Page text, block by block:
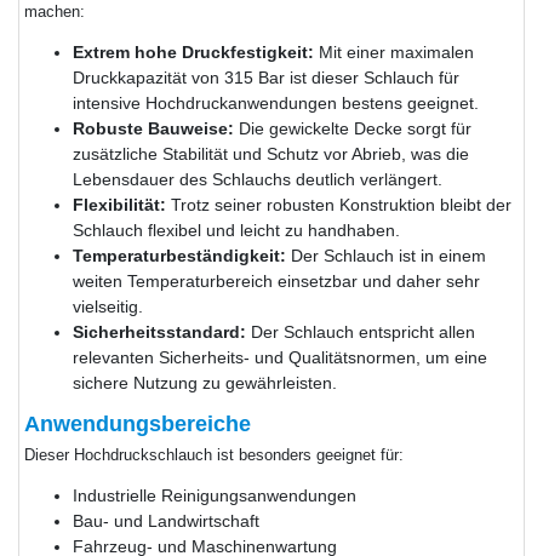
machen:
Extrem hohe Druckfestigkeit: Mit einer maximalen
Druckkapazität von 315 Bar ist dieser Schlauch für
intensive Hochdruckanwendungen bestens geeignet.
Robuste Bauweise: Die gewickelte Decke sorgt für
zusätzliche Stabilität und Schutz vor Abrieb, was die
Lebensdauer des Schlauchs deutlich verlängert.
Flexibilität: Trotz seiner robusten Konstruktion bleibt der
Schlauch flexibel und leicht zu handhaben.
Temperaturbeständigkeit: Der Schlauch ist in einem
weiten Temperaturbereich einsetzbar und daher sehr
vielseitig.
Sicherheitsstandard: Der Schlauch entspricht allen
relevanten Sicherheits- und Qualitätsnormen, um eine
sichere Nutzung zu gewährleisten.
Anwendungsbereiche
Dieser Hochdruckschlauch ist besonders geeignet für:
Industrielle Reinigungsanwendungen
Bau- und Landwirtschaft
Fahrzeug- und Maschinenwartung